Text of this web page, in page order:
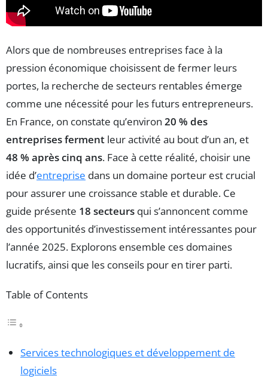
Alors que de nombreuses entreprises face à la
pression économique choisissent de fermer leurs
portes, la recherche de secteurs rentables émerge
comme une nécessité pour les futurs entrepreneurs.
En France, on constate qu’environ 20 % des
entreprises ferment leur activité au bout d’un an, et
48 % après cinq ans. Face à cette réalité, choisir une
idée d’entreprise dans un domaine porteur est crucial
pour assurer une croissance stable et durable. Ce
guide présente 18 secteurs qui s’annoncent comme
des opportunités d’investissement intéressantes pour
l’année 2025. Explorons ensemble ces domaines
lucratifs, ainsi que les conseils pour en tirer parti.
Table of Contents
Services technologiques et développement de
logiciels